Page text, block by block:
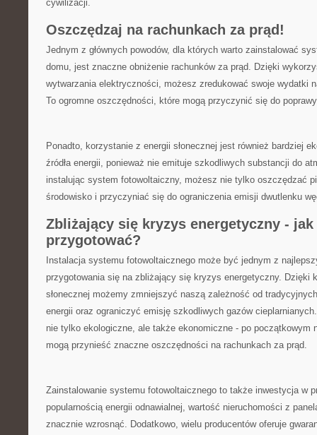
‌cywilizacji.
Oszczędzaj na​ rachunkach⁢ za prąd!
Jednym z głównych ⁤powodów, ​dla których warto zainstalować
domu, jest ⁢znaczne ‌obniżenie rachunków za prąd. Dzięki
wytwarzania elektryczności, możesz zredukować​ swoje wydatki
To ogromne oszczędności, które mogą‍ przyczynić się ​do‌
Ponadto, korzystanie z energii słonecznej ‌jest również bardziej
źródła energii, ponieważ nie emituje szkodliwych substancji⁣ do
instalując system⁤ fotowoltaiczny, możesz nie tylko ​oszczędzać
środowisko i⁢ przyczyniać‌ się do ograniczenia⁤ emisji‌ dwutlenku
Zbliżający ‌się⁢ kryzys energetyczny ⁢- jak​
przygotować?
Instalacja systemu ⁢fotowoltaicznego‍ może być jednym z
przygotowania‌ się na zbliżający się kryzys energetyczny. ​Dzięki
słonecznej⁤ możemy zmniejszyć ⁢naszą zależność od
energii⁢ oraz ograniczyć emisję szkodliwych gazów
⁤nie tylko ekologiczne, ‍ale‌ także‌ ekonomiczne -⁢ po początkowym‍
mogą przynieść znaczne oszczędności⁤ na rachunkach za prąd.
Zainstalowanie systemu⁣ fotowoltaicznego ​to także inwestycja⁣ w
popularnością energii odnawialnej, wartość⁤ nieruchomości⁤ z
znacznie‍ wzrosnąć. Dodatkowo, wielu producentów ‌oferuje